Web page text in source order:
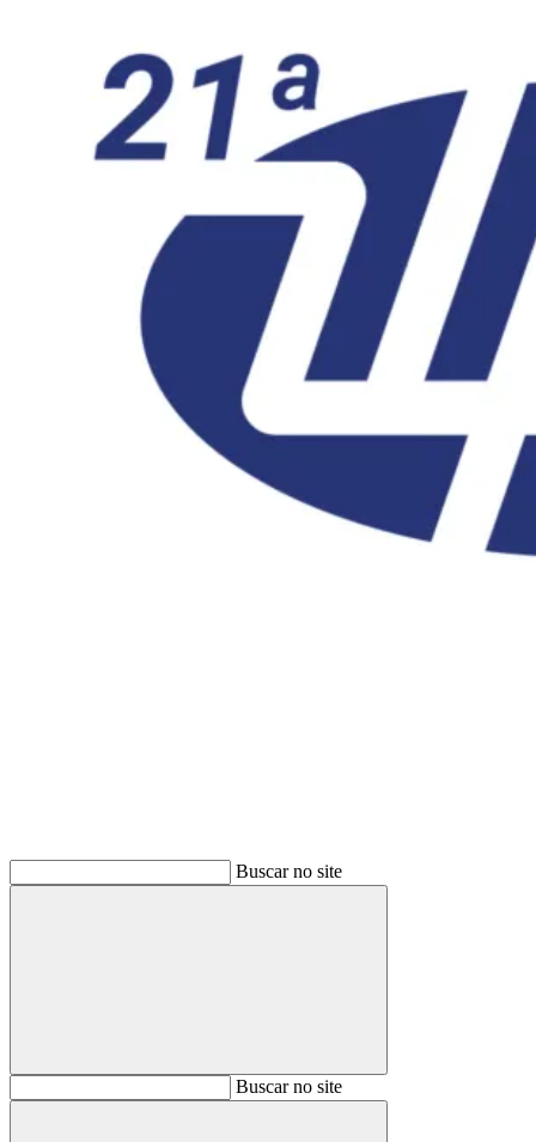
Buscar no site
BuscarBuscar no site